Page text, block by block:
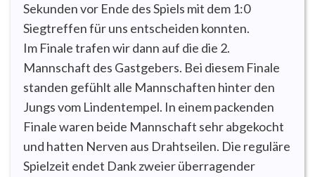
Sekunden vor Ende des Spiels mit dem 1:0
Siegtreffen für uns entscheiden konnten.
Im Finale trafen wir dann auf die die 2.
Mannschaft des Gastgebers. Bei diesem Finale
standen gefühlt alle Mannschaften hinter den
Jungs vom Lindentempel. In einem packenden
Finale waren beide Mannschaft sehr abgekocht
und hatten Nerven aus Drahtseilen. Die reguläre
Spielzeit endet Dank zweier überragender